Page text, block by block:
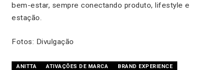
bem-estar, sempre conectando produto, lifestyle e
estação.
Fotos: Divulgação
ANITTA ATIVAÇÕES DE MARCA
BRAND EXPERIENCE